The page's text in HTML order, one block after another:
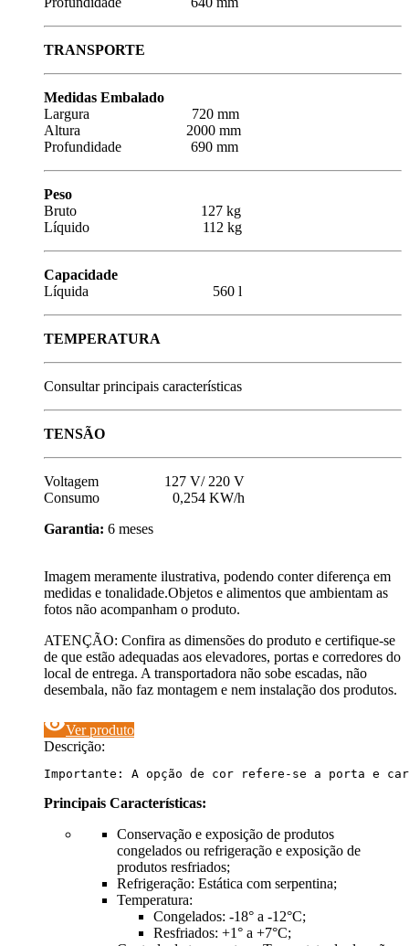
TRANSPORTE
Medidas Embalado
Largura 720 mm
Altura 2000 mm
Profundidade 690 mm
Peso
Bruto 127 kg
Líquido 112 kg
Capacidade
Líquida 560 l
TEMPERATURA
Consultar principais características
TENSÃO
Voltagem 127 V/ 220 V
Consumo 0,254 KW/h
Garantia: 6 meses
Imagem meramente ilustrativa, podendo conter diferença em
medidas e tonalidade.Objetos e alimentos que ambientam as
fotos não acompanham o produto.
ATENÇÃO: Confira as dimensões do produto e certifique-se
de que estão adequadas aos elevadores, portas e corredores do
local de entrega. A transportadora não sobe escadas, não
desembala, não faz montagem e nem instalação dos produtos.
visibilityVer produto
Descrição:
Importante: A opção de cor refere-se a porta e
Principais Características:
Conservação e exposição de produtos
congelados ou refrigeração e exposição de
produtos resfriados;
Refrigeração: Estática com serpentina;
Temperatura:
Congelados: -18° a -12°C;
Resfriados: +1° a +7°C;